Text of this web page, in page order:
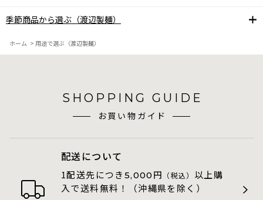
季節商品から選ぶ（渡辺製麺）
ホーム > 用途で選ぶ（渡辺製麺）
SHOPPING GUIDE
お買い物ガイド
配送について
1配送先につき 5,000 円 （税込） 以上購
入で送料無料！（沖縄県を除く）